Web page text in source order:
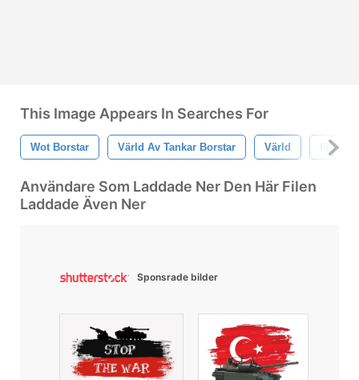
This Image Appears In Searches For
Wot Borstar Värld Av Tankar Borstar Värld
Användare Som Laddade Ner Den Här Filen
Laddade Även Ner
Sponsrade bilder